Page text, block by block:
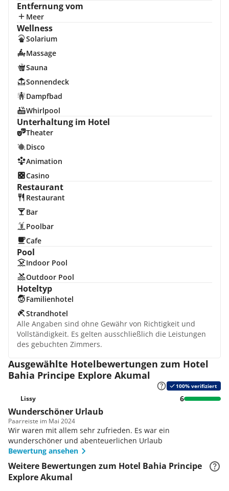
Entfernung vom
Meer
Wellness
Solarium
Massage
Sauna
Sonnendeck
Dampfbad
Whirlpool
Unterhaltung im Hotel
Theater
Disco
Animation
Casino
Restaurant
Restaurant
Bar
Poolbar
Cafe
Pool
Indoor Pool
Outdoor Pool
Hoteltyp
Familienhotel
Strandhotel
Alle Angaben sind ohne Gewähr von Richtigkeit und
Vollständigkeit. Es gelten ausschließlich die Leistungen
des gebuchten Zimmers.
Ausgewählte Hotelbewertungen zum Hotel
Bahia Principe Explore Akumal
100% verifiziert
Lissy 6
Wunderschöner Urlaub
Paarreiste im Mai 2024
Wir waren mit allem sehr zufrieden. Es war ein
wunderschöner und abenteuerlichen Urlaub
Bewertung ansehen
Weitere Bewertungen zum Hotel Bahia Principe
Explore Akumal